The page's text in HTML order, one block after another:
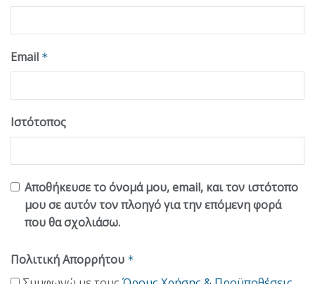
Email *
Ιστότοπος
Αποθήκευσε το όνομά μου, email, και τον ιστότοπο
μου σε αυτόν τον πλοηγό για την επόμενη φορά
που θα σχολιάσω.
Πολιτική Απορρήτου *